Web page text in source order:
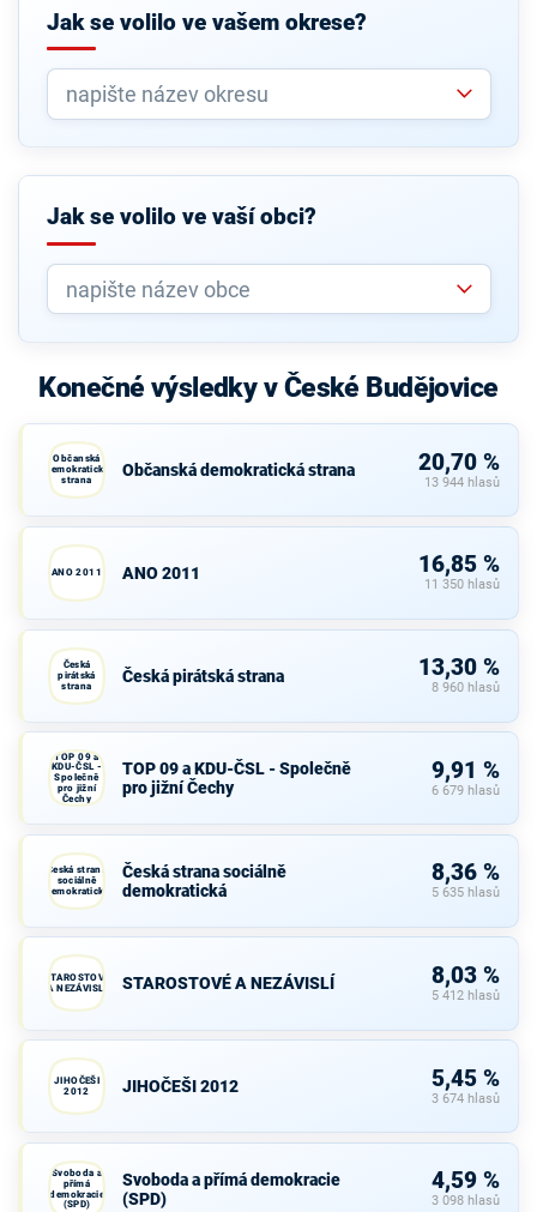
Jak se volilo ve vašem okrese?
Jak se volilo ve vaší obci?
Konečné výsledky v České Budějovice
Občanská
demokratická
strana
Občanská demokratická strana 20,70 %
13 944 hlasů
ANO 2011 ANO 2011 16,85 %
11 350 hlasů
Česká
pirátská
strana
Česká pirátská strana 13,30 %
8 960 hlasů
TOP 09 a
KDU-ČSL -
Společně
pro jižní
Čechy
TOP 09 a KDU-ČSL - Společně
pro jižní Čechy
9,91 %
6 679 hlasů
Česká strana
sociálně
demokratická
Česká strana sociálně
demokratická
8,36 %
5 635 hlasů
STAROSTOVÉ
A NEZÁVISLÍ
STAROSTOVÉ A NEZÁVISLÍ 8,03 %
5 412 hlasů
JIHOČEŠI
2012
JIHOČEŠI 2012 5,45 %
3 674 hlasů
Svoboda a
přímá
demokracie
(SPD)
Svoboda a přímá demokracie
(SPD)
4,59 %
3 098 hlasů